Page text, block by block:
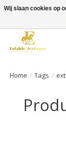
Gratis verzending
Home / Tags /
Wij slaan cookies op